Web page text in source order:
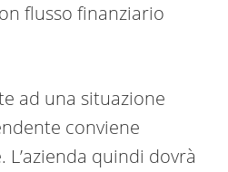
flusso finanziario
ad una situazione
conviene
L’azienda quindi dovrà